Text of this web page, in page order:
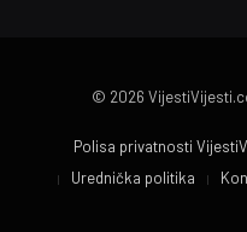
© 2026
Polisa privatnosti
Urednička politika